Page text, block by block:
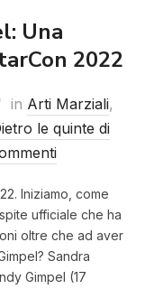
Una
2022
in Arti Marziali,
le quinte di
Iniziamo, come
ufficiale che ha
oltre che ad aver
Sandra
Gimpel (17